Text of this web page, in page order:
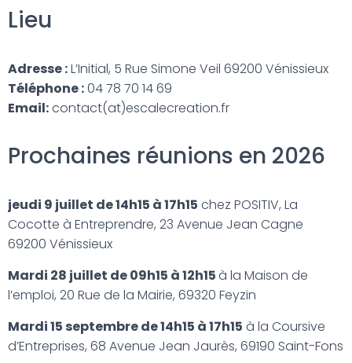
Lieu
Adresse :L’Initial, 5 Rue Simone Veil 69200 Vénissieux
Téléphone :04 78 70 14 69
Email:contact(at)escalecreation.fr
Prochaines réunions en 2026
jeudi 9 juillet de 14h15 à 17h15 chez POSITIV, La
Cocotte à Entreprendre, 23 Avenue Jean Cagne
69200 Vénissieux
Mardi 28 juillet de 09h15 à 12h15à la Maison de
l’emploi, 20 Rue de la Mairie, 69320 Feyzin
Mardi 15 septembre de 14h15 à 17h15 à la Coursive
d’Entreprises, 68 Avenue Jean Jaurès, 69190 Saint-Fons